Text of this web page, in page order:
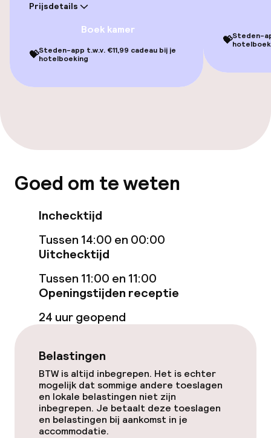
Eet- en drinkgelegenheden
Restaurant
Roomservice
Schoonmaakvoorzieningen
Wasservice
Prijsdetails
Boek kamer
💝Steden-app t.w.v. €11,99 cadeau bij je
hotelboeking
💝Steden-
Goed om te weten
Inchecktijd
Tussen 14:00 en 00:00
Uitchecktijd
Tussen 11:00 en 11:00
Openingstijden receptie
24 uur geopend
Belastingen
BTW is altijd inbegrepen. Het is echter
mogelijk dat sommige andere toeslagen
en lokale belastingen niet zijn
inbegrepen. Je betaalt deze toeslagen
en belastingen bij aankomst in je
accommodatie.